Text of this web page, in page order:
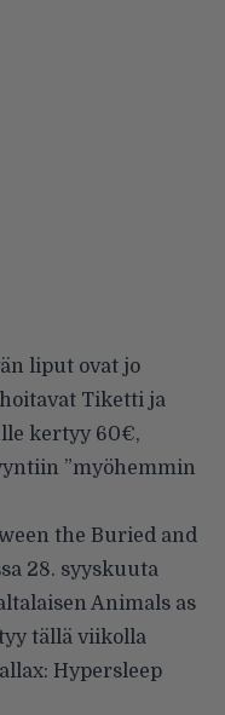
liput ovat jo
Tiketti ja
kertyy 60€,
”myöhemmin
the Buried and
28. syyskuuta
Animals as
tällä viikolla
Hypersleep